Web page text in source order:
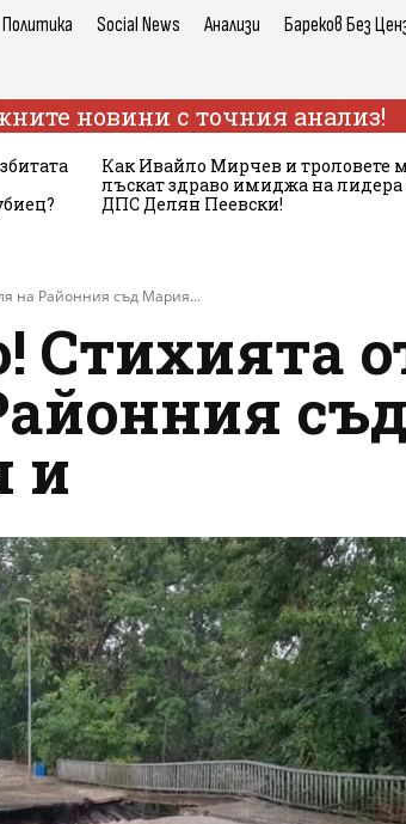
Политика Social News Анализи Бареков Без
новини с точния анализ!
Как Ивайло Мирчев и троловете
лъскат здраво имиджа на лидера
ДПС Делян Пеевски!
на Районния съд Мария...
Стихията
и